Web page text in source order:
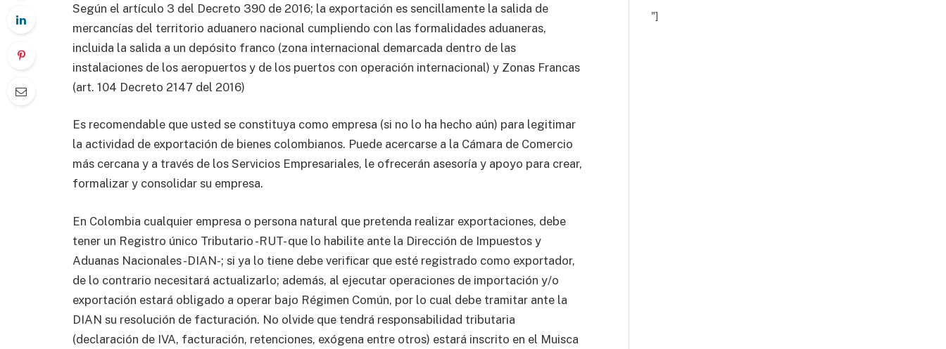
Según el artículo 3 del Decreto 390 de 2016; la exportación es sencillamente la salida de
mercancías del territorio aduanero nacional cumpliendo con las formalidades aduaneras,
incluida la salida a un depósito franco (zona internacional demarcada dentro de las
instalaciones de los aeropuertos y de los puertos con operación internacional) y Zonas Francas
(art. 104 Decreto 2147 del 2016)
Es recomendable que usted se constituya como empresa (si no lo ha hecho aún) para legitimar
la actividad de exportación de bienes colombianos. Puede acercarse a la Cámara de Comercio
más cercana y a través de los Servicios Empresariales, le ofrecerán asesoría y apoyo para crear,
formalizar y consolidar su empresa.
En Colombia cualquier empresa o persona natural que pretenda realizar exportaciones, debe
tener un Registro único Tributario -RUT- que lo habilite ante la Dirección de Impuestos y
Aduanas Nacionales -DIAN-; si ya lo tiene debe verificar que esté registrado como exportador,
de lo contrario necesitará actualizarlo; además, al ejecutar operaciones de importación y/o
exportación estará obligado a operar bajo Régimen Común, por lo cual debe tramitar ante la
DIAN su resolución de facturación. No olvide que tendrá responsabilidad tributaria
(declaración de IVA, facturación, retenciones, exógena entre otros) estará inscrito en el Muisca
"]